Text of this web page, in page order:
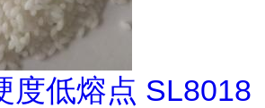
度低熔点 SL8018